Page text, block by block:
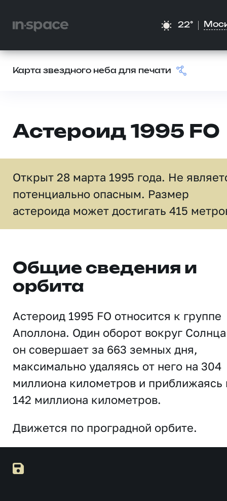
22°
Карта звездного неба для печати
Астероид 1995 FO
Открыт 28 марта 1995 года. Не
потенциально опасным. Размер
астероида может достигать 415
Общие сведения и
орбита
Астероид 1995 FO относится к группе
Аполлона. Один оборот вокруг Солнца
он совершает за 663 земных дня,
максимально удаляясь от него на 304
миллиона километров и приближаясь
142 миллиона километров.
Движется по проградной орбите.